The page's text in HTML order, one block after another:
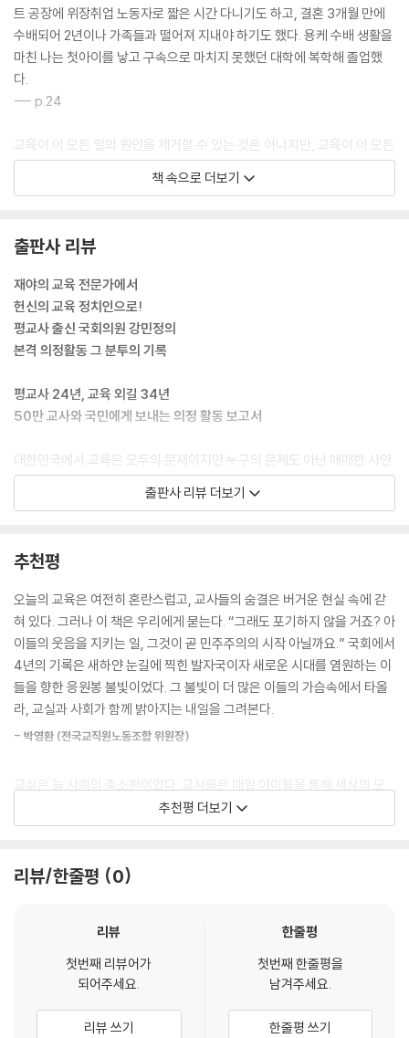
트 공장에 위장취업 노동자로 짧은 시간 다니기도 하고, 결혼 3개월 만에
수배되어 2년이나 가족들과 떨어져 지내야 하기도 했다. 용케 수배 생활을
마친 나는 첫아이를 낳고 구속으로 마치지 못했던 대학에 복학해 졸업했
다.
--- p.24
교육이 이 모든 일의 원인을 제거할 수 있는 것은 아니지만, 교육이 이 모든
일의 원인을 줄일 수는 있다. 민주주의자인 대통령, 민주주의자인 국회의
원, 민주주의자인 판검사, 민주주의자인 의사, 민주주의자인 기자, 민주주
의가 가능하고 12·3 내란 같은 국가적 위기가 발생할 소지는 현저히 줄어
든다. 이들이 만드는 법과 제도, 사회가 민주사회에 가까이 가지 않을 수 없
다.
--- p.53
10월 21대 국회 첫 국정감사장에 학생을 서게 한 배경이기도 하다. 그동안
아주 드물게 학생이 국회에서 마이크 앞에 서긴 했으나 주로 특정한 교육
경험자이자 당사자로 자신의 이야기를 할 기회가 마련되어야 한다고 생각
했다.
만, 유튜브 시청으로 대신할 수밖에 없었다. 가장 정치적인 요구를, 가장 정
설적이게도 가장 비정치적인 모습으로 비쳐져야 한다는 압박에 부딪혔기
때문이다. 교육의 정치중립성에 대한 잘못된 해석을 근거로 교사들의 정치
적 행동을 금기시하는 우리 민주주의 수준의 결과였다. ‘정치를 말하면서,
정치를 멀리하라’는 이 모순된 상황이 교사가 처한 현실이다.
--- p.136
참정권은 헌법적 기본권이다. OECD 모든 나라에서는 정도 차가 있긴 하
한 제약이 따르는 공무원보다 일반적으로 더 폭넓은 권리를 보장하고 있
다. 독일은 심지어 정치를 가르치는 교사들에게는 정치활동을 권장하기까
지 한다고 한다. 아는 만큼 가르칠 수 있기 때문이다.
‘교육의 정치중립성=교사 참정권 박탈과 교육의 탈정치화’ 등식은 교사들
존재로 만들 뿐 아니라, 교육기본법 제2조가 명령하고 있는 ‘민주시민의
자질을 갖추게 하는’ 교육 목적 달성도 어렵게 한다. 아이들이 학교를 졸업
하고 살아갈 세상의 많은 문제들이 다 정치와 관련 있는데 아이들은 정치
--- p.142~143
책 속으로 더보기
출판사 리뷰
재야의 교육 전문가에서
헌신의 교육 정치인으로!
평교사 출신 국회의원 강민정의
본격 의정활동 그 분투의 기록
평교사 24년, 교육 외길 34년
50만 교사와 국민에게 보내는 의정 활동 보고서
대한민국에서 교육은 모두의 문제이지만 누구의 문제도 아닌 애매한 사안
이다. 공교육 체계가 촘촘히 짜인 한국 사회에서 누구나 12년 동안 공교육
을 받고 누구나 학창 시절을 거치며 그래서 학교와 교육에 대해 누구나 잘
될 정도로 온 국민이 교육의 중요성에 공감하고 협조하며 관심을 기울이다
가도, 입시가 지나면 교육은 더는 자기 일이 아니게 된다. 중장기적 전망 속
에 치밀하고 세밀한 전략으로 정책을 수립하기보다 문제가 생기면 단기 처
방에만 급급하고 그때그때 집권 세력의 정치적 목적 달성의 수단으로 인식
될 뿐이다. 이렇게 된 근본 원인은 교육 관련한 모든 정책이 논의되는 정치
권에서 교육 문제에 대한 구조적 인식이 부족하고 또 교육계에서는 교육
문제를 정치의 언어로 접근하고 해결하는 데 제약과 어려움이 따르기 때문
이다.
교육 문제를 고민해야 하는 문제를 누구보다도 중요하게 인식하고 치열하
게 고민해 온 사람이다. 그런 그가 국회의원 임기를 마치고 일반 시민 유권
자로 돌아와 자기 생각과 경험을 담담하고 단단한 글로 풀어냈다. 《진짜 혁
정의 삶에 대한 기록이자 50만 교사와 국민에게 보내는 의정활동 보고서
의정활동 이야기를 구체적이고 상세히 들려준다.
교실, 교육청, 시민단체, 대한민국 국회까지
모든 현장을 두루 거친 교육 전문가
출판사 리뷰 더보기
추천평
오늘의 교육은 여전히 혼란스럽고, 교사들의 숨결은 버거운 현실 속에 갇
혀 있다. 그러나 이 책은 우리에게 묻는다. “그래도 포기하지 않을 거죠? 아
이들의 웃음을 지키는 일, 그것이 곧 민주주의의 시작 아닐까요.” 국회에서
4년의 기록은 새하얀 눈길에 찍힌 발자국이자 새로운 시대를 염원하는 이
들을 향한 응원봉 불빛이었다. 그 불빛이 더 많은 이들의 가슴속에서 타올
라, 교실과 사회가 함께 밝아지는 내일을 그려본다.
- 박영환 (전국교직원노동조합 위원장)
교실은 늘 사회의 축소판이었다. 교사들은 매일 아이들을 통해 세상의 모
순을 배우고, 동시에 세상을 바꾸는 가능성을 발견한다. 그러나 교육의 문
제를 교육만의 일로 가두어두는 사회에서 교사의 목소리는 종종 벽에 부딪
의 삶을 지키고자 했는지를 보여준다. 우리는 흔히 ‘정치는 더럽다’고 말하
사들이 왜 정치적 존재로서 깨어 있어야 하는지를, 교사 출신 국회의원의
생생한 기록으로 증명한다.
- 이보미 (교사노조연맹 위원장)
추천평 더보기
리뷰/한줄평 0
리뷰
첫번째 리뷰어가
되어주세요.
리뷰 쓰기
한줄평
첫번째 한줄평을
남겨주세요.
한줄평 쓰기